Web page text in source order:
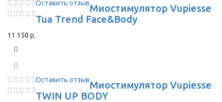
Оставить отзывМиостимулятор Vupiesse
Tua Trend Face&Body
11 150 р.
Оставить отзывМиостимулятор Vupiesse
TWIN UP BODY